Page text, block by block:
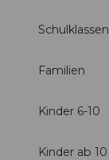
Schulklassen
Familien
Kinder 6-10
Kinder ab 10